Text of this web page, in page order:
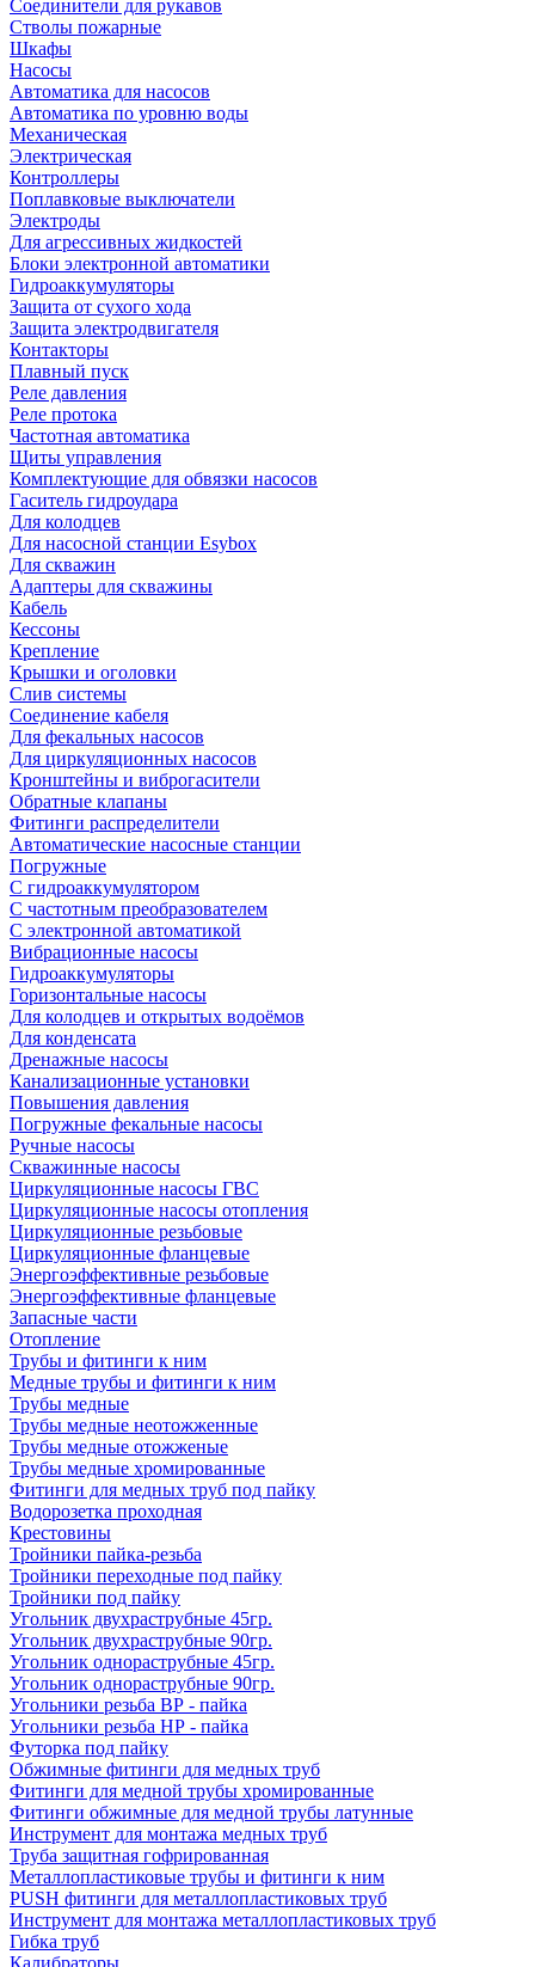
Соединители для рукавов
Стволы пожарные
Шкафы
Насосы
Автоматика для насосов
Автоматика по уровню воды
Механическая
Электрическая
Контроллеры
Поплавковые выключатели
Электроды
Для агрессивных жидкостей
Блоки электронной автоматики
Гидроаккумуляторы
Защита от сухого хода
Защита электродвигателя
Контакторы
Плавный пуск
Реле давления
Реле протока
Частотная автоматика
Щиты управления
Комплектующие для обвязки насосов
Гаситель гидроудара
Для колодцев
Для насосной станции Esybox
Для скважин
Адаптеры для скважины
Кабель
Кессоны
Крепление
Крышки и оголовки
Слив системы
Соединение кабеля
Для фекальных насосов
Для циркуляционных насосов
Кронштейны и виброгасители
Обратные клапаны
Фитинги распределители
Автоматические насосные станции
Погружные
С гидроаккумулятором
С частотным преобразователем
С электронной автоматикой
Вибрационные насосы
Гидроаккумуляторы
Горизонтальные насосы
Для колодцев и открытых водоёмов
Для конденсата
Дренажные насосы
Канализационные установки
Повышения давления
Погружные фекальные насосы
Ручные насосы
Скважинные насосы
Циркуляционные насосы ГВС
Циркуляционные насосы отопления
Циркуляционные резьбовые
Циркуляционные фланцевые
Энергоэффективные резьбовые
Энергоэффективные фланцевые
Запасные части
Отопление
Трубы и фитинги к ним
Медные трубы и фитинги к ним
Трубы медные
Трубы медные неотожженные
Трубы медные отожженые
Трубы медные хромированные
Фитинги для медных труб под пайку
Водорозетка проходная
Крестовины
Тройники пайка-резьба
Тройники переходные под пайку
Тройники под пайку
Угольник двухраструбные 45гр.
Угольник двухраструбные 90гр.
Угольник однораструбные 45гр.
Угольник однораструбные 90гр.
Угольники резьба ВР - пайка
Угольники резьба НР - пайка
Футорка под пайку
Обжимные фитинги для медных труб
Фитинги для медной трубы хромированные
Фитинги обжимные для медной трубы латунные
Инструмент для монтажа медных труб
Труба защитная гофрированная
Металлопластиковые трубы и фитинги к ним
PUSH фитинги для металлопластиковых труб
Инструмент для монтажа металлопластиковых труб
Гибка труб
Калибраторы